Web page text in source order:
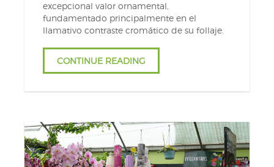
excepcional valor ornamental,
fundamentado principalmente en el
llamativo contraste cromático de su follaje.
CONTINUE READING